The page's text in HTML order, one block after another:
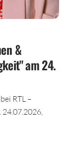
&
am 24.
RTL –